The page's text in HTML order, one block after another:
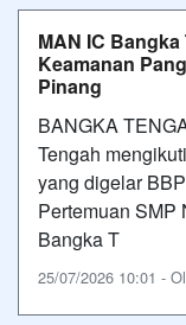
MAN IC
Keamanan
Pinang
BANGKA
Tengah
yang digelar
Pertemuan SMP
Bangka T
25/07/2026 10:01 -